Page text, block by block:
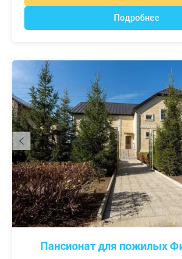
Подробнее
Пансионат для пожилых